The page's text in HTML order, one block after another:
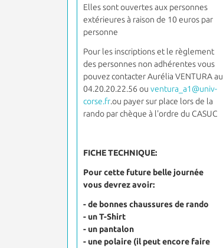
Elles sont ouvertes aux personnes
extérieures à raison de 10 euros par
personne
Pour les inscriptions et le règlement
des personnes non adhérentes vous
pouvez contacter Aurélia VENTURA au
04.20.20.22.56 ou ventura _a1@univ-
corse.fr.ou payer sur place lors de la
rando par chèque à l'ordre du CASUC
FICHE TECHNIQUE:
Pour cette future belle journée
vous devrez avoir:
- de bonnes chaussures de rando
- un T-Shirt
- un pantalon
- une polaire (il peut encore faire